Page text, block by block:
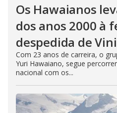
Os Hawaianos
dos anos 2000 à
despedida de
Com 23 anos de carreira, o
Yuri Hawaiano, segue
nacional com os...